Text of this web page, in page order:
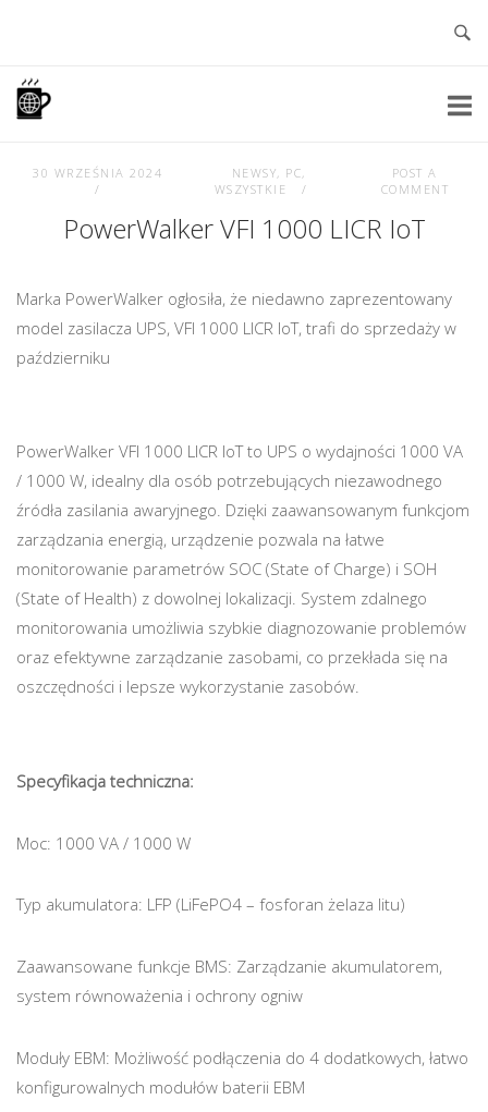
content
Home
30 WRZEŚNIA 2024 NEWSY, PC,
WSZYSTKIE
POST A
COMMENT
PowerWalker VFI 1000 LICR IoT
Marka PowerWalker ogłosiła, że niedawno zaprezentowany
model zasilacza UPS, VFI 1000 LICR IoT, trafi do sprzedaży w
październiku
PowerWalker VFI 1000 LICR IoT to UPS o wydajności 1000 VA
/ 1000 W, idealny dla osób potrzebujących niezawodnego
źródła zasilania awaryjnego. Dzięki zaawansowanym funkcjom
zarządzania energią, urządzenie pozwala na łatwe
monitorowanie parametrów SOC (State of Charge) i SOH
(State of Health) z dowolnej lokalizacji. System zdalnego
monitorowania umożliwia szybkie diagnozowanie problemów
oraz efektywne zarządzanie zasobami, co przekłada się na
oszczędności i lepsze wykorzystanie zasobów.
Specyfikacja techniczna:
Moc: 1000 VA / 1000 W
Typ akumulatora: LFP (LiFePO4 – fosforan żelaza litu)
Zaawansowane funkcje BMS: Zarządzanie akumulatorem,
system równoważenia i ochrony ogniw
Moduły EBM: Możliwość podłączenia do 4 dodatkowych, łatwo
konfigurowalnych modułów baterii EBM